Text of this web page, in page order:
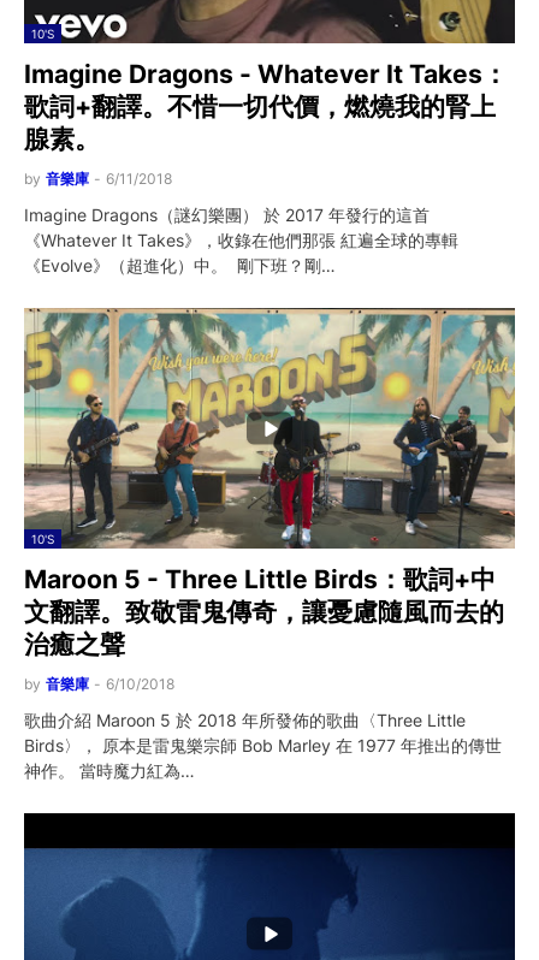
10'S
Imagine Dragons - Whatever It Takes：
歌詞+翻譯。不惜一切代價，燃燒我的腎上
腺素。
by 音樂庫 - 6/11/2018
Imagine Dragons（謎幻樂團） 於 2017 年發行的這首
《Whatever It Takes》，收錄在他們那張 紅遍全球的專輯
《Evolve》（超進化）中。 剛下班？剛…
10'S
Maroon 5 - Three Little Birds：歌詞+中
文翻譯。致敬雷鬼傳奇，讓憂慮隨風而去的
治癒之聲
by 音樂庫 - 6/10/2018
歌曲介紹 Maroon 5 於 2018 年所發佈的歌曲〈Three Little
Birds〉， 原本是雷鬼樂宗師 Bob Marley 在 1977 年推出的傳世
神作。 當時魔力紅為…